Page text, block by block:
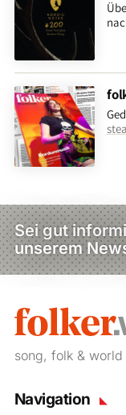
Sei gut
unserem
song, folk & world
Navigation